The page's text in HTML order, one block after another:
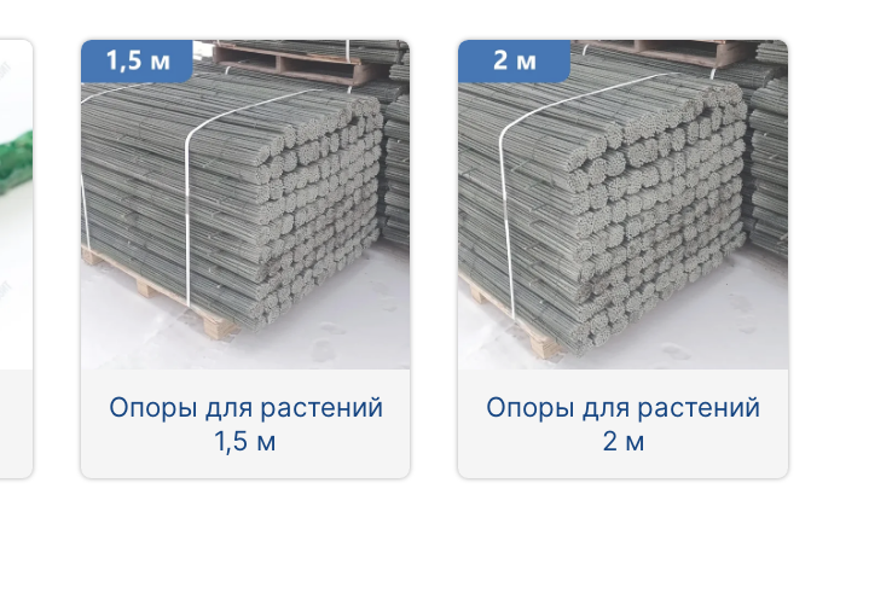
Опоры для растений
1,5 м
Опоры для растений
2 м